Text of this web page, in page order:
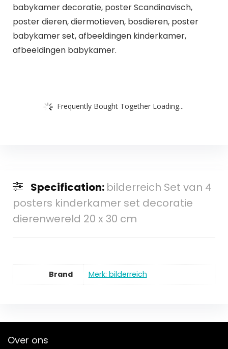
babykamer decoratie, poster Scandinavisch,
poster dieren, diermotieven, bosdieren, poster
babykamer set, afbeeldingen kinderkamer,
afbeeldingen babykamer.
Frequently Bought Together Loading...
Specification: bilderreich Set van 4
posters kinderkamer set decoratie
dierenwereld 20 x 30 cm
Brand Merk: bilderreich
Over ons